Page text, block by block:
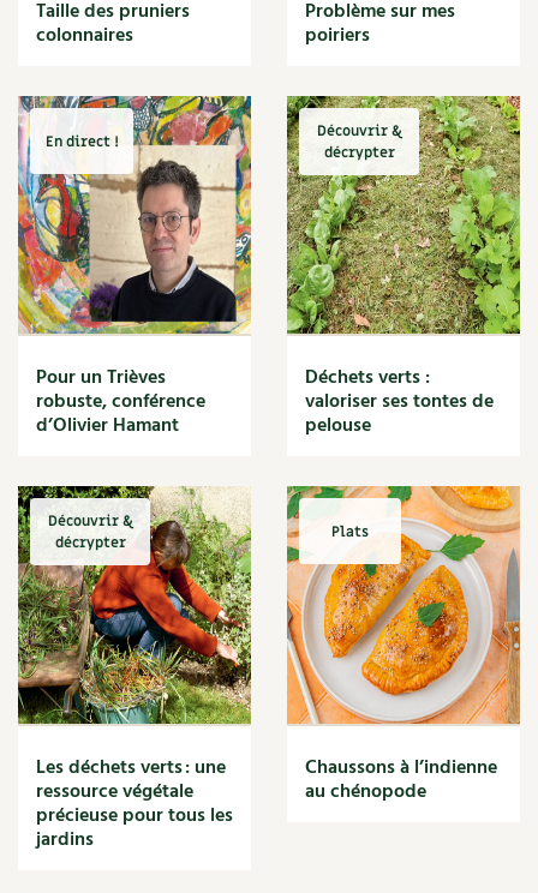
Cuisine saine
Décoration
DIY
Eau
Énergie
Enfants
Expérimentation
Fleur
Jardin bio
Légumes
Légumineuse
Maïs doux
Maison saine
Mare
Marie Chioca
Marmite
Massage
Matériaux
Maux
Méditerranéen
Menace
Mésange
Microflore
Migraine
Mode de culture
Montagne
Taille des pruniers
colonnaires
Problème sur mes
poiriers
En direct !
Pour un Trièves
robuste, conférence
d’Olivier Hamant
Découvrir &
décrypter
Déchets verts :
valoriser ses tontes de
pelouse
Découvrir &
décrypter
Les déchets verts : une
ressource végétale
précieuse pour tous les
jardins
Plats
Chaussons à l’indienne
au chénopode